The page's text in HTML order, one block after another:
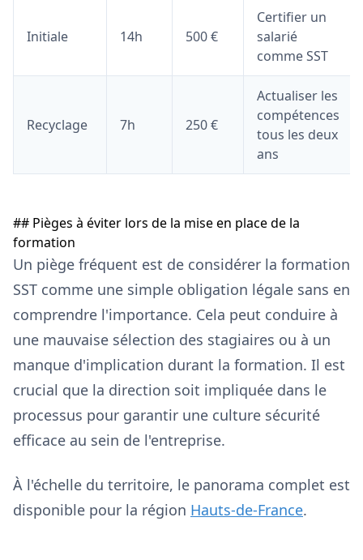
Initiale 14h 500 €
Certifier un
salarié
comme SST
Recyclage 7h 250 €
Actualiser les
compétences
tous les deux
ans
## Pièges à éviter lors de la mise en place de la
formation
Un piège fréquent est de considérer la formation
SST comme une simple obligation légale sans en
comprendre l'importance. Cela peut conduire à
une mauvaise sélection des stagiaires ou à un
manque d'implication durant la formation. Il est
crucial que la direction soit impliquée dans le
processus pour garantir une culture sécurité
efficace au sein de l'entreprise.
À l'échelle du territoire, le panorama complet est
disponible pour la région Hauts-de-France.